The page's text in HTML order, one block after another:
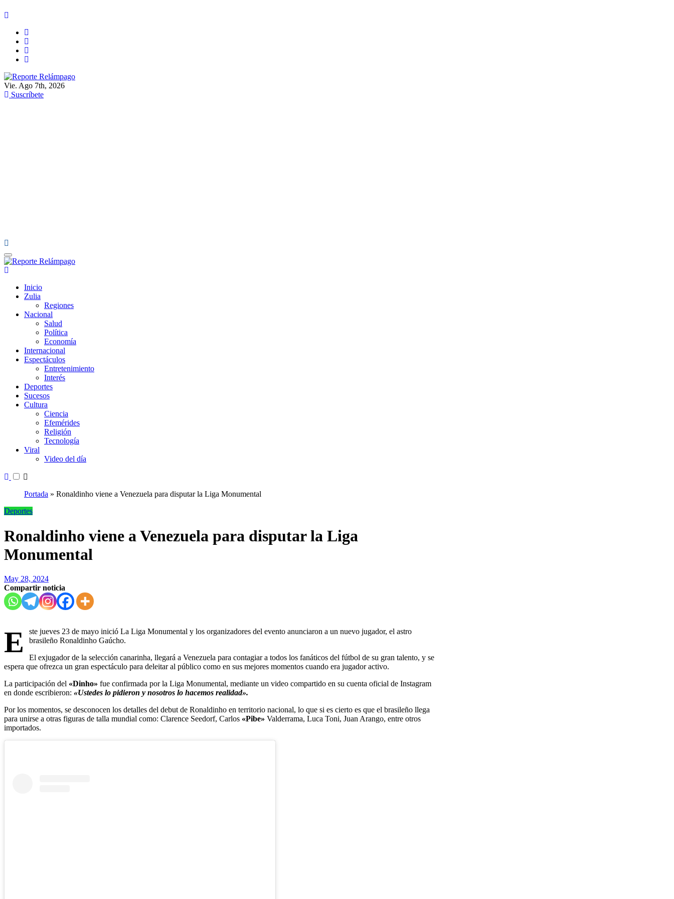
Ir
contenido
Reporte Relámpago
Claridad y rigor en cada noticia
Vie. Ago 7th, 2026
Suscríbete
Inicio
Zulia
Regiones
Nacional
Salud
Política
Economía
Internacional
Espectáculos
Entretenimiento
Interés
Deportes
Sucesos
Cultura
Ciencia
Efemérides
Religión
Tecnología
Viral
Video del día
Portada » Ronaldinho viene a Venezuela para disputar la Liga Monumental
Deportes
Ronaldinho viene a Venezuela para disputar la Liga
Monumental
May 28, 2024
Compartir noticia
E
ste jueves 23 de mayo inició La Liga Monumental y los organizadores del evento anunciaron a un nuevo jugador, el astro
brasileño Ronaldinho Gaúcho.
El exjugador de la selección canarinha, llegará a Venezuela para contagiar a todos los fanáticos del fútbol de su gran talento, y se
espera que ofrezca un gran espectáculo para deleitar al público como en sus mejores momentos cuando era jugador activo.
La participación del «Dinho» fue confirmada por la Liga Monumental, mediante un video compartido en su cuenta oficial de Instagram
en donde escribieron: «Ustedes lo pidieron y nosotros lo hacemos realidad».
Por los momentos, se desconocen los detalles del debut de Ronaldinho en territorio nacional, lo que si es cierto es que el brasileño llega
para unirse a otras figuras de talla mundial como: Clarence Seedorf, Carlos «Pibe» Valderrama, Luca Toni, Juan Arango, entre otros
importados.